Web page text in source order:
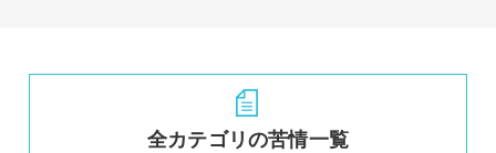
全カテゴリの苦情一覧